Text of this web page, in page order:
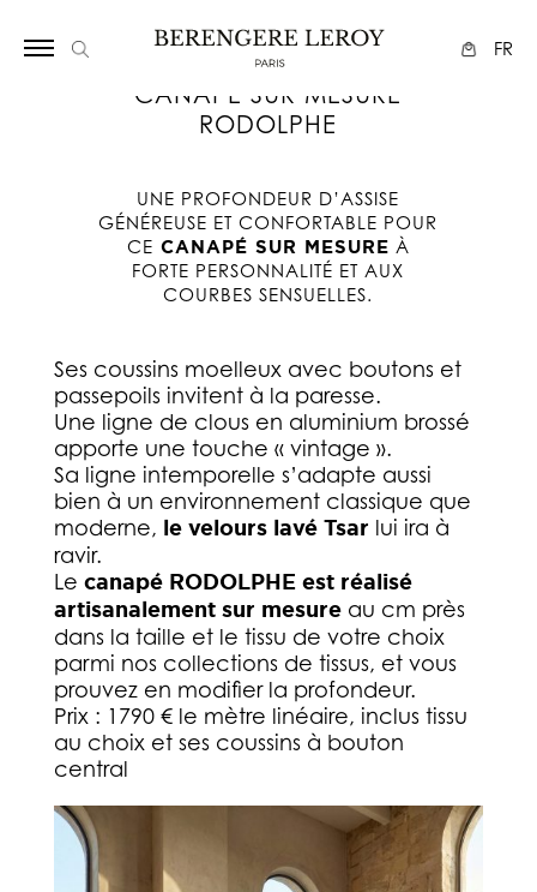
FR
CANAPÉ SUR MESURE
RODOLPHE
UNE PROFONDEUR D’ASSISE
GÉNÉREUSE ET CONFORTABLE POUR
CE CANAPÉ SUR MESURE À
FORTE PERSONNALITÉ ET AUX
COURBES SENSUELLES.
Ses coussins moelleux avec boutons et
passepoils invitent à la paresse.
Une ligne de clous en aluminium brossé
apporte une touche « vintage ».
Sa ligne intemporelle s’adapte aussi
bien à un environnement classique que
moderne, le velours lavé Tsar lui ira à
ravir.
Le canapé RODOLPHE est réalisé
artisanalement sur mesureau cm près
dans la taille et le tissu de votre choix
parmi nos collections de tissus, et vous
prouvez en modifier la profondeur.
Prix : 1790 € le mètre linéaire, inclus tissu
au choix et ses coussins à bouton
central